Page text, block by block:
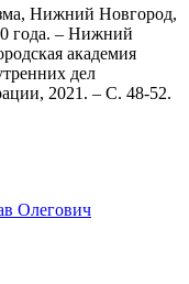
Нижний Новгород,
года. – Нижний
академия
дел
2021. – С. 48-52.
Олегович